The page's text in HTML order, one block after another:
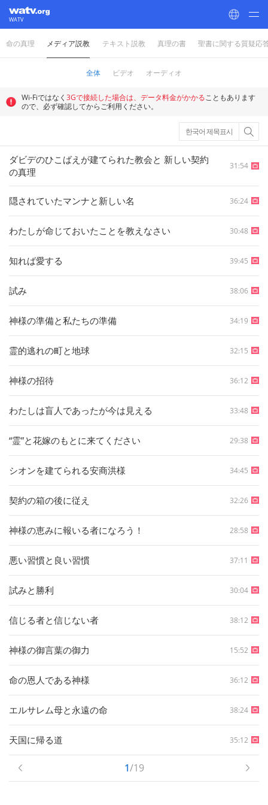
WATV
World Mission Society Church of God
命の真理 メディア説教 テキスト説教 真理の書 聖書に関する質疑応
全体 ビデオ オーディオ
Wi-Fiではなく 3Gで接続した場合は、データ料金がかかることもあります
ので、必ず確認してからご利用ください。
한국어 제목표시
ダビデのひこばえが建てられた教会と 新しい契約
の真理
31:54
隠されていたマンナと新しい名 36:24
わたしが命じておいたことを教えなさい 30:48
知れば愛する 39:45
試み 38:06
神様の準備と私たちの準備 34:19
霊的逃れの町と地球 32:15
神様の招待 36:12
わたしは盲人であったが今は見える 33:48
“霊”と花嫁のもとに来てください 29:38
シオンを建てられる安商洪様 34:45
契約の箱の後に従え 32:26
神様の恵みに報いる者になろう！ 28:58
悪い習慣と良い習慣 37:11
試みと勝利 30:04
信じる者と信じない者 38:12
神様の御言葉の御力 15:52
命の恩人である神様 36:12
エルサレム母と永遠の命 38:24
天国に帰る道 35:12
1/19